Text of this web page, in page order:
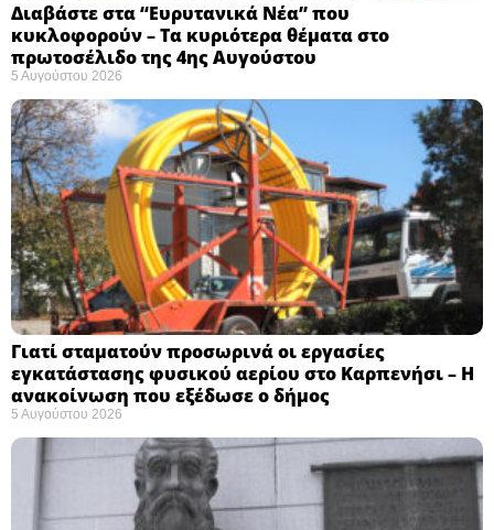
Διαβάστε στα “Ευρυτανικά Νέα” που
κυκλοφορούν – Τα κυριότερα θέματα στο
πρωτοσέλιδο της 4ης Αυγούστου
5 Αυγούστου 2026
Γιατί σταματούν προσωρινά οι εργασίες
εγκατάστασης φυσικού αερίου στο Καρπενήσι – Η
ανακοίνωση που εξέδωσε ο δήμος
5 Αυγούστου 2026